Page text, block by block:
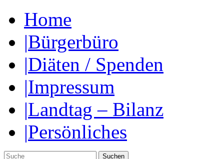
Home
|Bürgerbüro
|Diäten / Spenden
|Impressum
|Landtag – Bilanz
|Persönliches